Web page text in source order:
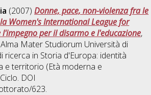
(2007)Donne, pace, non-violenza fra le
Women's International League for
l'impegno per il disarmo e l'educazione,
Mater Studiorum Università di
ricerca in Storia d'Europa: identità
e territorio (Età moderna e
DOI
623.